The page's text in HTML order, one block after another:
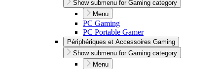
Show submenu for Gaming category
Menu
PC Gaming
PC Portable Gamer
Périphériques et Accessoires Gaming
Show submenu for Gaming category
Menu